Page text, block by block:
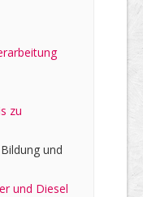
zu
und
und Diesel